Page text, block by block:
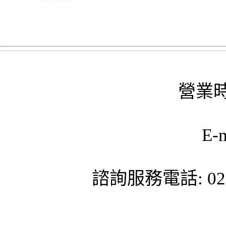
營業
E-
諮詢服務電話: